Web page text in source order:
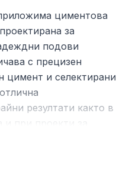
циментова
за
подови
с прецизен
цимент и селектирани
резултати както в